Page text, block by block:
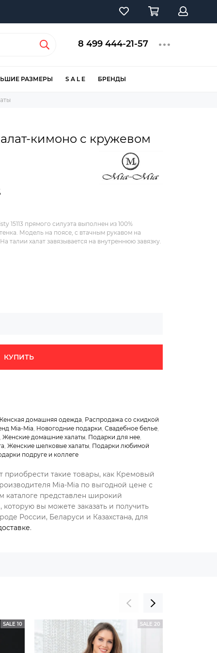
8 499 444-21-57
РАЗМЕРЫ S A L E БРЕНДЫ
кимоно с кружевом
15113 прямого силуэта выполнен из 100%
Модель на поясе, с втачным рукавом на
талии халат завязывается на внутреннюю завязку.
КУПИТЬ
домашняя одежда, Распродажа со скидкой
Mia-Mia, Новогодние подарки, Свадебное белье,
, Женские домашние халаты, Подарки для нее,
, Женские шелковые халаты, Подарки любимой
подруге и коллеге
приобрести такие товары, как Кремовый
Mia-Mia по выгодной цене с
каталоге представлен широкий
вы можете заказать и получить
России, Беларуси и Казахстана, для
.
SALE 10 SALE 20